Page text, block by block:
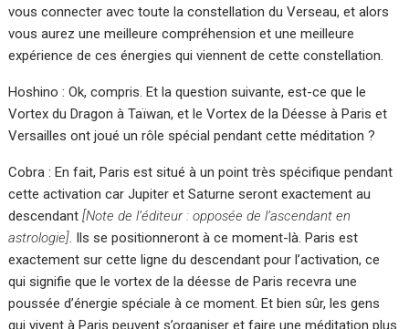
vous connecter avec toute la constellation du Verseau, et alors
vous aurez une meilleure compréhension et une meilleure
expérience de ces énergies qui viennent de cette constellation.
Hoshino : Ok, compris. Et la question suivante, est-ce que le
Vortex du Dragon à Taïwan, et le Vortex de la Déesse à Paris et
Versailles ont joué un rôle spécial pendant cette méditation ?
Cobra : En fait, Paris est situé à un point très spécifique pendant
cette activation car Jupiter et Saturne seront exactement au
descendant[Note de l’éditeur : opposée de l’ascendant en
astrologie]. Ils se positionneront à ce moment-là. Paris est
exactement sur cette ligne du descendant pour l’activation, ce
qui signifie que le vortex de la déesse de Paris recevra une
poussée d’énergie spéciale à ce moment. Et bien sûr, les gens
qui vivent à Paris peuvent s’organiser et faire une méditation plus